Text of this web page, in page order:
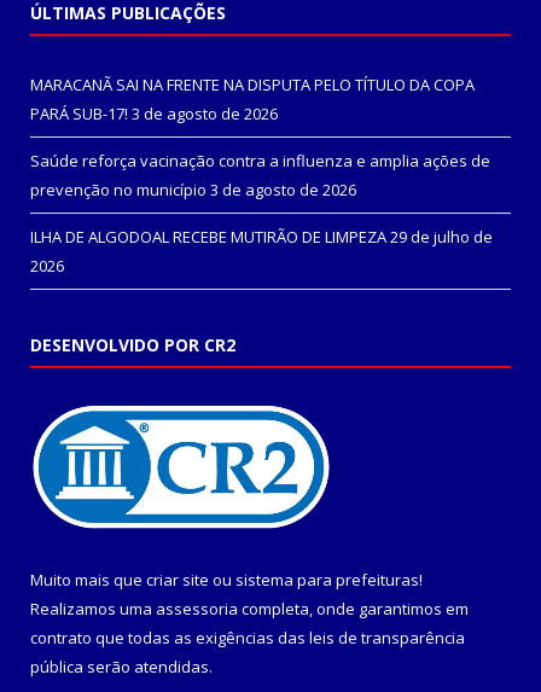
ÚLTIMAS PUBLICAÇÕES
MARACANÃ SAI NA FRENTE NA DISPUTA PELO TÍTULO DA COPA
PARÁ SUB-17! 3 de agosto de 2026
Saúde reforça vacinação contra a influenza e amplia ações de
prevenção no município 3 de agosto de 2026
ILHA DE ALGODOAL RECEBE MUTIRÃO DE LIMPEZA29 de julho de
2026
DESENVOLVIDO POR CR2
Muito mais que criar site ou sistema para prefeituras!
Realizamos uma assessoria completa, onde garantimos em
contrato que todas as exigências das leis de transparência
pública serão atendidas.